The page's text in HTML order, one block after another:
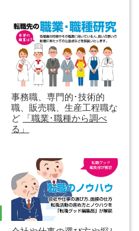
事務職、専門的･技術的
職、販売職、生産工程職な
ど
「職業･職種から調べ
る」